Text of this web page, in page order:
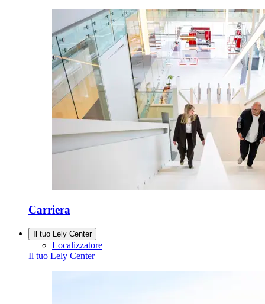
Carriera
Il tuo Lely Center
Localizzatore
Il tuo Lely Center